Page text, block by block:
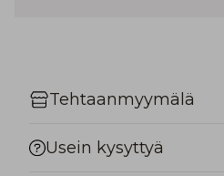
Tehtaanmyymälä
Usein kysyttyä